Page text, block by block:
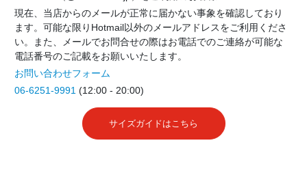
現在、当店からのメールが正常に届かない事象を確認しており
ます。可能な限りHotmail以外のメールアドレスをご利用くださ
い。また、メールでお問合せの際はお電話でのご連絡が可能な
電話番号のご記載をお願いいたします。
お問い合わせフォーム
06-6251-9991 (12:00 - 20:00)
サイズガイドはこちら